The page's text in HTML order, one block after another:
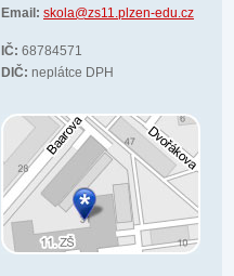
Email: skola@zs11.plzen-edu.cz
IČ: 68784571
DIČ: neplátce DPH